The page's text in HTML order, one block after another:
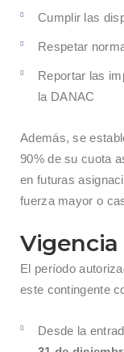
Cumplir las
Respetar
Reportar las
la DANAC
Además, se
90% de su cuota
en futuras
fuerza mayor o
El período
este contingente
Desde la